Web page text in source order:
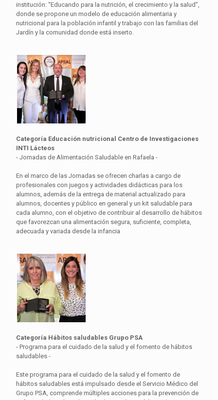
institución: “Educando para la nutrición, el crecimiento y la salud”,
donde se propone un modelo de educación alimentaria y
nutricional para la población infantil y trabajo con las familias del
Jardín y la comunidad donde está inserto.
Categoría Educación nutricional Centro de Investigaciones
INTI Lácteos
- Jornadas de Alimentación Saludable en Rafaela -
En el marco de las Jornadas se ofrecen charlas a cargo de
profesionales con juegos y actividades didácticas para los
alumnos, además de la entrega de material actualizado para
alumnos, docentes y público en general y un kit saludable para
cada alumno, con el objetivo de contribuir al desarrollo de hábitos
que favorezcan una alimentación segura, suficiente, completa,
adecuada y variada desde la infancia
Categoría Hábitos saludables Grupo PSA
- Programa para el cuidado de la salud y el fomento de hábitos
saludables -
Este programa para el cuidado de la salud y el fomento de
hábitos saludables está impulsado desde el Servicio Médico del
Grupo PSA, comprende múltiples acciones para la prevención de